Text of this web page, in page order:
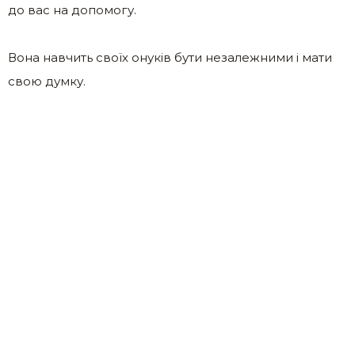
до вас на допомогу.
Вона навчить своїх онуків бути незалежними і мати
свою думку.